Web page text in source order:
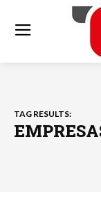
TAG RESULTS: